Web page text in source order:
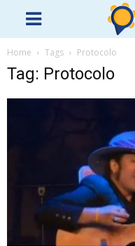
Home Tags Protocolo
Tag: Protocolo